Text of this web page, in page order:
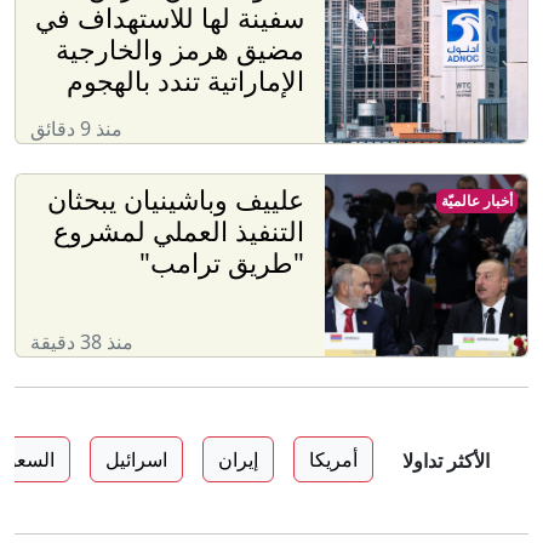
سفينة لها للاستهداف في
مضيق هرمز والخارجية
الإماراتية تندد بالهجوم
منذ 9 دقائق
علييف وباشينيان يبحثان
التنفيذ العملي لمشروع
"طريق ترامب"
منذ 38 دقيقة
أخبار عالميّة
الأكثر تداولا أمريكا إيران اسرائيل